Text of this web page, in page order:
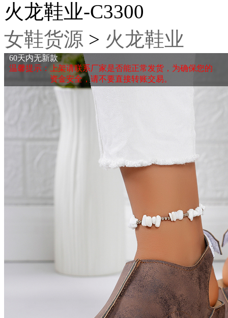
火龙鞋业-C3300
女鞋货源 > 火龙鞋业
60天内无新款
温馨提示：上架请联系厂家是否能正常发货，为确保您的
资金安全，请不要直接转账交易。